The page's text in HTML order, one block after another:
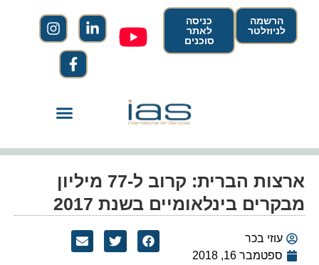
הרשמה
לניוזלטר
כניסה
לאתר
סוכנים
ארצות הברית: קרוב ל-77 מיליון
מבקרים בינלאומיים בשנת 2017
עוזי בכר
ספטמבר 16, 2018